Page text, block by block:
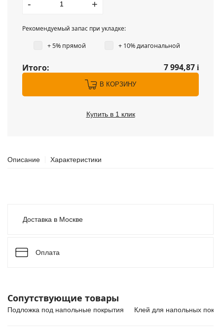
- +
Рекомендуемый запас при укладке:
+ 5% прямой + 10% диагональной
Итого: 7 994,87 i
В КОРЗИНУ
Купить в 1 клик
Описание Характеристики
Доставка в Москве
Оплата
Сопутствующие товары
Подложка под напольные покрытия Клей для напольных